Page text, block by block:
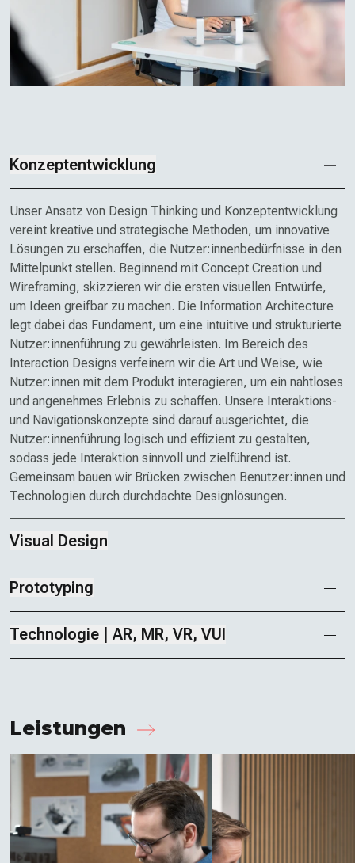
Konzeptentwicklung
Unser Ansatz von Design Thinking und Konzeptentwicklung
vereint kreative und strategische Methoden, um innovative
Lösungen zu erschaffen, die Nutzer:innen­bedürfnisse in den
Mittelpunkt stellen. Beginnend mit Concept Creation und
Wireframing, skizzieren wir die ersten visuellen Entwürfe,
um Ideen greifbar zu machen. Die Information Architecture
legt dabei das Fundament, um eine intuitive und strukturierte
Nutzer:innen­führung zu gewährleisten. Im Bereich des
Interaction Designs verfeinern wir die Art und Weise, wie
Nutzer:innen mit dem Produkt interagieren, um ein nahtloses
und angenehmes Erlebnis zu schaffen. Unsere Interaktions-
und Navigations­konzepte sind darauf ausgerichtet, die
Nutzer:innenführung logisch und effizient zu gestalten,
sodass jede Interaktion sinnvoll und zielführend ist.
Gemeinsam bauen wir Brücken zwischen Benutzer:innen und
Technologien durch durchdachte Designlösungen.
Visual Design
Prototyping
Technologie | AR, MR, VR, VUI
Leistungen